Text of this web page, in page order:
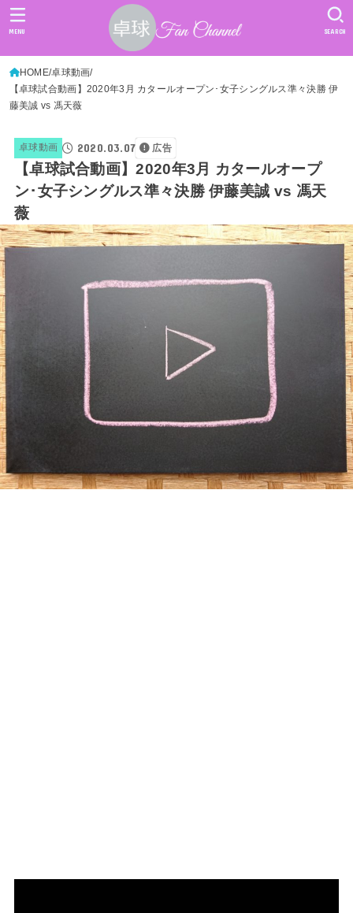
SEARCH
MENU
HOME 卓球動画
【卓球試合動画】2020年3月 カタールオープン･女子シングルス準々決勝 伊
藤美誠 vs 馮天薇
卓球動画 2020.03.07 広告
【卓球試合動画】2020年3月 カタールオープ
ン･女子シングルス準々決勝 伊藤美誠 vs 馮天
薇